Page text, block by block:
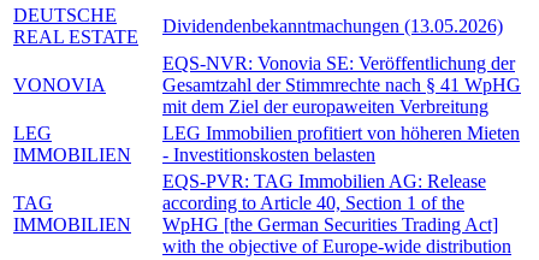
DEUTSCHE
REAL ESTATE
Dividendenbekanntmachungen (13.05.2026)
VONOVIA
EQS-NVR: Vonovia SE: Veröffentlichung der
Gesamtzahl der Stimmrechte nach § 41 WpHG
mit dem Ziel der europaweiten Verbreitung
LEG
IMMOBILIEN
LEG Immobilien profitiert von höheren Mieten
- Investitionskosten belasten
TAG
IMMOBILIEN
EQS-PVR: TAG Immobilien AG: Release
according to Article 40, Section 1 of the
WpHG [the German Securities Trading Act]
with the objective of Europe-wide distribution